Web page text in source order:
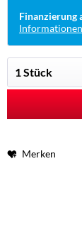
Finanzierung
Merken